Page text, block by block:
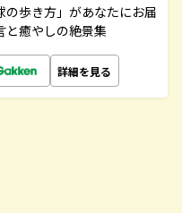
歩き方」があなたにお届
と癒やしの絶景集
詳細を見る